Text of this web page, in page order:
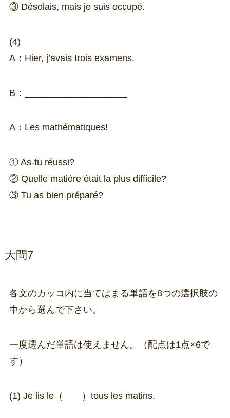
③ Désolais, mais je suis occupé.
(4)
A：Hier, j’avais trois examens.
B：____________________
A：Les mathématiques!
① As-tu réussi?
② Quelle matière était la plus difficile?
③ Tu as bien préparé?
大問7
各文のカッコ内に当てはまる単語を8つの選択肢の
中から選んで下さい。
一度選んだ単語は使えません。（配点は1点×6で
す）
(1) Je lis le（ ）tous les matins.